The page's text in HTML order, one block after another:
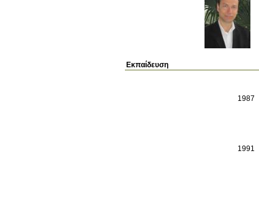
Εκπαίδευση
1987
1991